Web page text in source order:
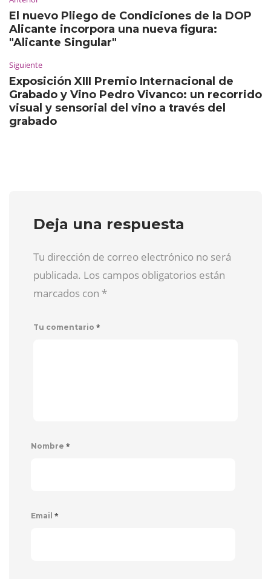
El nuevo Pliego de Condiciones de la DOP
Alicante incorpora una nueva figura:
"Alicante Singular"
Siguiente
Exposición XIII Premio Internacional de
Grabado y Vino Pedro Vivanco: un recorrido
visual y sensorial del vino a través del
grabado
Deja una respuesta
Tu dirección de correo electrónico no será
publicada. Los campos obligatorios están
marcados con *
Tu comentario *
Nombre *
Email *